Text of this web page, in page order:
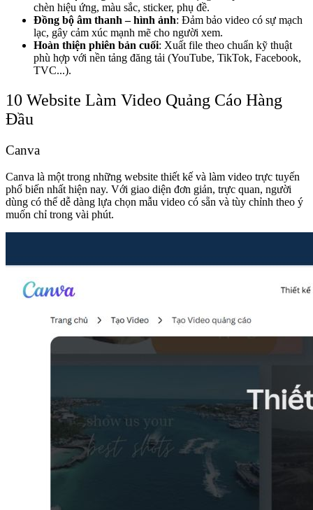
chèn hiệu ứng, màu sắc, sticker, phụ đề.
Đồng bộ âm thanh – hình ảnh: Đảm bảo video có sự mạch
lạc, gây cảm xúc mạnh mẽ cho người xem.
Hoàn thiện phiên bản cuối: Xuất file theo chuẩn kỹ thuật
phù hợp với nền tảng đăng tải (YouTube, TikTok, Facebook,
TVC...).
10 Website Làm Video Quảng Cáo Hàng
Đầu
Canva
Canva là một trong những website thiết kế và làm video trực tuyến
phổ biến nhất hiện nay. Với giao diện đơn giản, trực quan, người
dùng có thể dễ dàng lựa chọn mẫu video có sẵn và tùy chỉnh theo ý
muốn chỉ trong vài phút.